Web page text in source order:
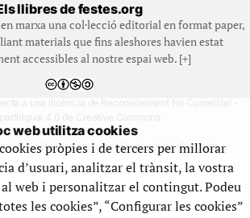
llibres de festes.org
en marxa una col·lecció editorial en format paper,
materials que fins aleshores havien estat
accessibles al nostre espai web. [+]
a una llicència de Reconeixement No Comercial -
4.0 de Creative Commons
© 1999-2026 festes.org
legalPolítica de privadesaÚs de galetesContacte
web utilitza cookies
pròpies i de tercers per millorar
d’usuari, analitzar el trànsit, la vostra
web i personalitzar el contingut. Podeu
les cookies”, “Configurar les cookies”